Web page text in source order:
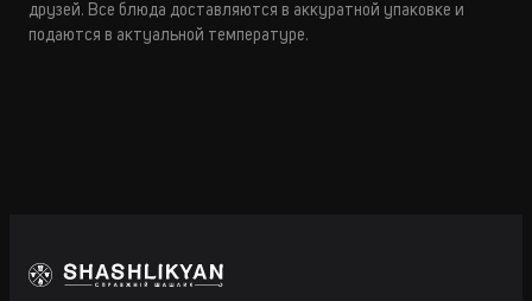
друзей. Все блюда доставляются в аккуратной упаковке и
подаются в актуальной температуре.